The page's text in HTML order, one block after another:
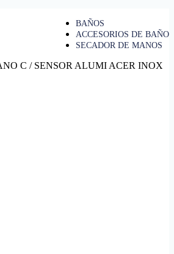
BAÑOS
ACCESORIOS DE BAÑO
SECADOR DE MANOS